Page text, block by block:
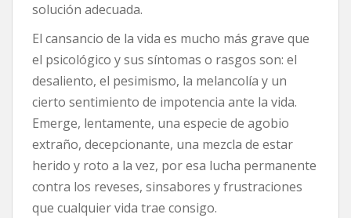
solución adecuada.
El cansancio de la vida es mucho más grave que
el psicológico y sus síntomas o rasgos son: el
desaliento, el pesimismo, la melancolía y un
cierto sentimiento de impotencia ante la vida.
Emerge, lentamente, una especie de agobio
extraño, decepcionante, una mezcla de estar
herido y roto a la vez, por esa lucha permanente
contra los reveses, sinsabores y frustraciones
que cualquier vida trae consigo.